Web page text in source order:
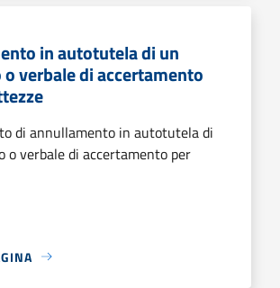
in autotutela di un
verbale di accertamento
di annullamento in autotutela di
o verbale di accertamento per